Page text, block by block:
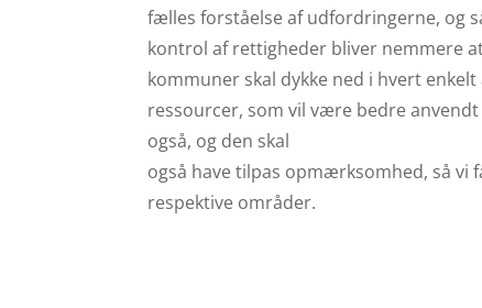
fælles forståelse af udfordringerne, og
kontrol af rettigheder bliver nemmere
kommuner skal dykke ned i hvert
ressourcer, som vil være bedre
også, og den skal
også have tilpas opmærksomhed, så vi
respektive områder.